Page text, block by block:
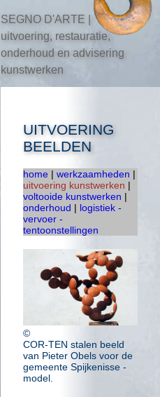
SEGNO D'ARTE |
uitvoering, restauratie,
onderhoud en advisering
kunstwerken
UITVOERING
BEELDEN
home | werkzaamheden |
uitvoering kunstwerken |
voltooide kunstwerken |
onderhoud | logistiek -
vervoer -
tentoonstellingen
©
COR-TEN stalen beeld
van Pieter Obels voor de
gemeente Spijkenisse -
model.